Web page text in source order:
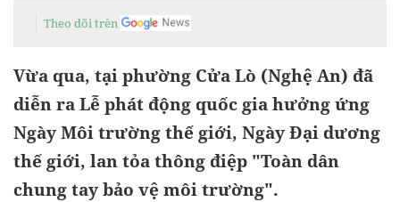
Theo dõi trên
Vừa qua, tại phường Cửa Lò (Nghệ An) đã
diễn ra Lễ phát động quốc gia hưởng ứng
Ngày Môi trường thế giới, Ngày Đại dương
thế giới, lan tỏa thông điệp "Toàn dân
chung tay bảo vệ môi trường".